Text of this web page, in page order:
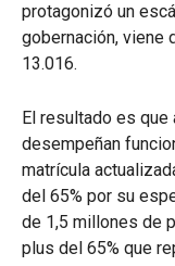
protagonizó un
gobernación, viene
13.016.
El resultado es
desempeñan
matrícula
del 65% por su
de 1,5 millones de
plus del 65% que